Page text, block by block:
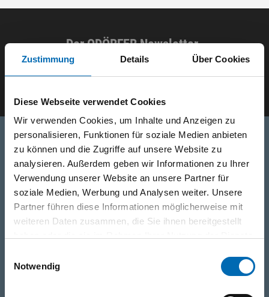
Zustimmung Details Über Cookies
Diese Webseite verwendet Cookies
Wir verwenden Cookies, um Inhalte und Anzeigen zu
personalisieren, Funktionen für soziale Medien anbieten
zu können und die Zugriffe auf unsere Website zu
analysieren. Außerdem geben wir Informationen zu Ihrer
Verwendung unserer Website an unsere Partner für
soziale Medien, Werbung und Analysen weiter. Unsere
Partner führen diese Informationen möglicherweise mit
weiteren Daten zusammen, die Sie ihnen bereitgestellt
Notwendig
Der ODÖRFER Newsletter
E-Mail eingeben
Telefon
0316/2771-0 (Mo - Do: 07:30 - 17:00 Uhr Fr: 07:30 - 13:00 Uhr)
WhatsApp